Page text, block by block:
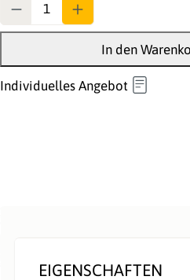
In den
Individuelles Angebot
EIGENSCHAFTEN